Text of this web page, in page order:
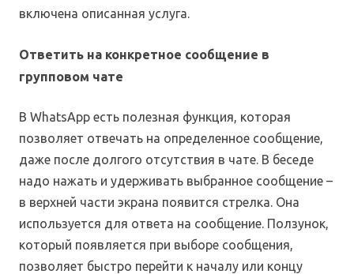
включена описанная услуга.
Ответить на конкретное сообщение в
групповом чате
В WhatsApp есть полезная функция, которая
позволяет отвечать на определенное сообщение,
даже после долгого отсутствия в чате. В беседе
надо нажать и удерживать выбранное сообщение –
в верхней части экрана появится стрелка. Она
используется для ответа на сообщение. Ползунок,
который появляется при выборе сообщения,
позволяет быстро перейти к началу или концу